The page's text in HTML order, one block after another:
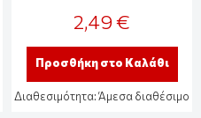
2,49 €
Προσθήκη στο Καλάθι
Διαθεσιμότητα:Άμεσα διαθέσιμο